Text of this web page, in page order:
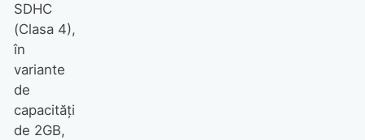
SDHC
(Clasa 4),
în
variante
de
capacităţi
de 2GB,